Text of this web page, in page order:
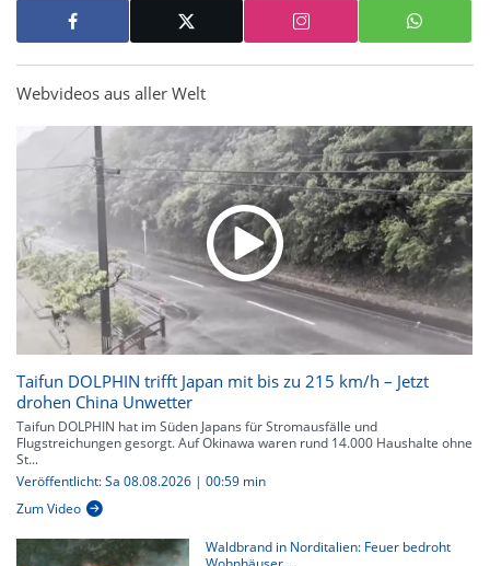
Webvideos aus aller Welt
Taifun DOLPHIN trifft Japan mit bis zu 215 km/h – Jetzt
drohen China Unwetter
Taifun DOLPHIN hat im Süden Japans für Stromausfälle und
Flugstreichungen gesorgt. Auf Okinawa waren rund 14.000 Haushalte ohne
St...
Veröffentlicht: Sa 08.08.2026 | 00:59 min
Zum Video
Waldbrand in Norditalien: Feuer bedroht